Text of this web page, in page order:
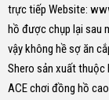
trực tiếp Website:
hồ được chụp lại sau
vậy không hề sợ ăn
Shero sản xuất thuộc
ACE chơi đồng hồ